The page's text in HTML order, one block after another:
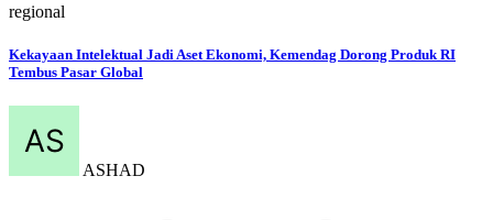
regional
Kekayaan Intelektual Jadi Aset Ekonomi, Kemendag Dorong Produk RI
Tembus Pasar Global
ASHAD